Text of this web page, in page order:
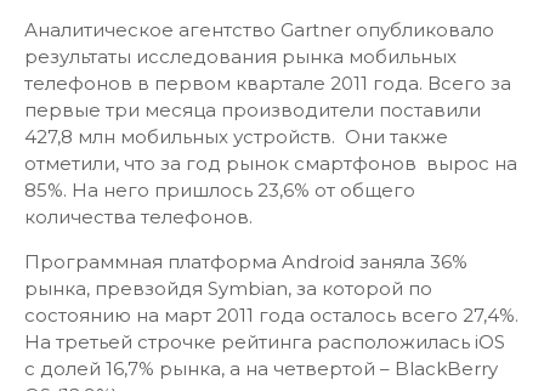
Аналитическое агентство Gartner опубликовало
результаты исследования рынка мобильных
телефонов в первом квартале 2011 года. Всего за
первые три месяца производители поставили
427,8 млн мобильных устройств. Они также
отметили, что за год рынок смартфонов вырос на
85%. На него пришлось 23,6% от общего
количества телефонов.
Программная платформа Android заняла 36%
рынка, превзойдя Symbian, за которой по
состоянию на март 2011 года осталось всего 27,4%.
На третьей строчке рейтинга расположилась iOS
с долей 16,7% рынка, а на четвертой – BlackBerry